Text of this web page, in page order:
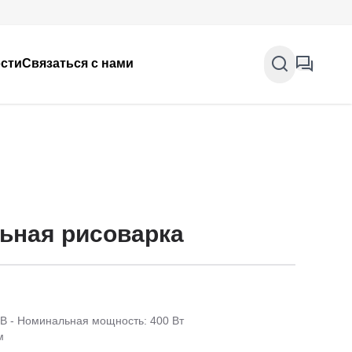
Связаться с нами
рисоварка
- Номинальная мощность: 400 Вт